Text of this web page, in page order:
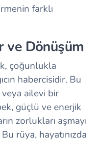
farklı
ve Dönüşüm
çoğunlukla
habercisidir. Bu
ailevi bir
güçlü ve enerjik
zorlukları aşmayı
rüya, hayatınızda